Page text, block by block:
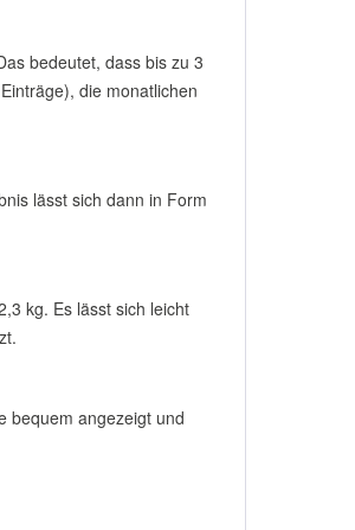
bedeutet, dass bis zu 3
die monatlichen
lässt sich dann in Form
kg. Es lässt sich leicht
bequem angezeigt und